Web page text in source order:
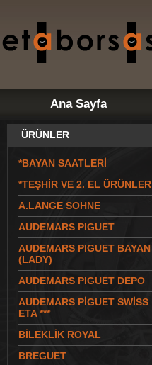
Ana Sayfa
ÜRÜNLER
*BAYAN SAATLERİ
*TEŞHİR VE 2. EL ÜRÜNLER
A.LANGE SOHNE
AUDEMARS PIGUET
AUDEMARS PIGUET BAYAN
(LADY)
AUDEMARS PIGUET DEPO
AUDEMARS PİGUET SWİSS
ETA ***
BİLEKLİK ROYAL
BREGUET